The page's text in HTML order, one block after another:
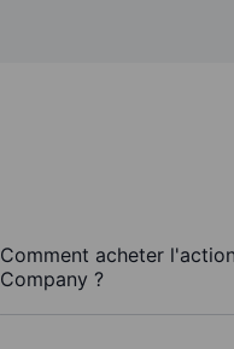
Comment acheter
Company ?